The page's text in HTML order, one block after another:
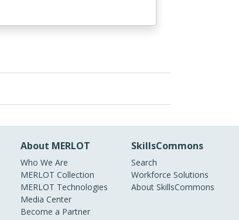
About MERLOT
Who We Are
MERLOT Collection
MERLOT Technologies
Media Center
Become a Partner
SkillsCommons
Search
Workforce Solutions
About SkillsCommons